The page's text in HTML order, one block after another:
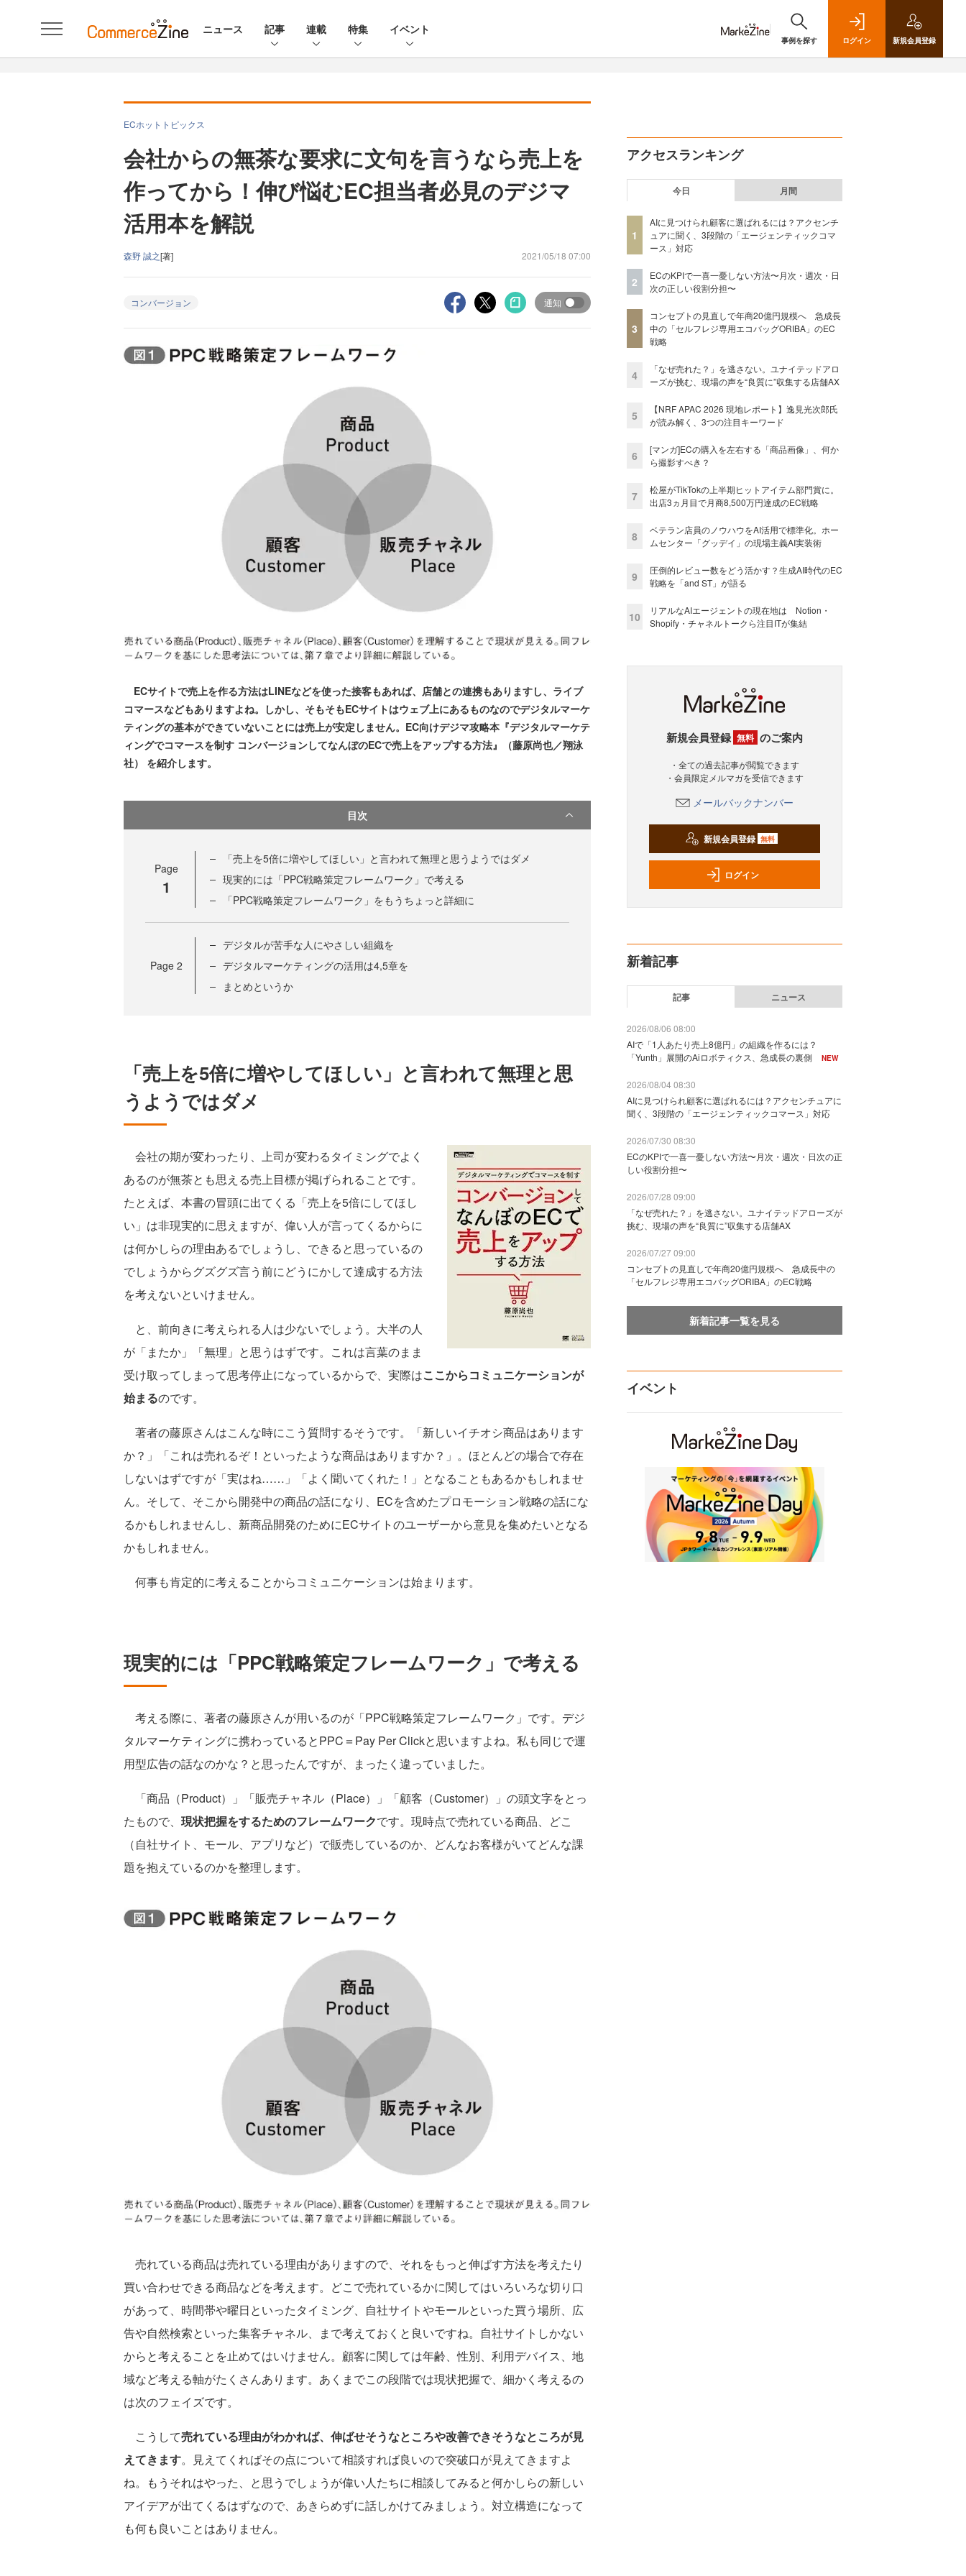
ニュース 記事 連載 特集 イベント
事例を探す ログイン 新規会員登録
ECホットトピックス
会社からの無茶な要求に文句を言うなら売上を
作ってから！伸び悩むEC担当者必見のデジマ
活用本を解説
森野 誠之[著] 2021/05/18 07:00
コンバージョン 通知
ECサイトで売上を作る方法はLINEなどを使った接客もあれば、店舗との連携もありますし、ライブ
コマースなどもありますよね。しかし、そもそもECサイトはウェブ上にあるものなのでデジタルマーケ
ティングの基本ができていないことには売上が安定しません。EC向けデジマ攻略本『デジタルマーケテ
ィングでコマースを制す コンバージョンしてなんぼのECで売上をアップする方法』（藤原尚也／翔泳
社） を紹介します。
目次
Page
1
「売上を5倍に増やしてほしい」と言われて無理と思うようではダメ
現実的には「PPC戦略策定フレームワーク」で考える
「PPC戦略策定フレームワーク」をもうちょっと詳細に
Page 2
デジタルが苦手な人にやさしい組織を
デジタルマーケティングの活用は4,5章を
まとめというか
「売上を5倍に増やしてほしい」と言われて無理と思
うようではダメ
会社の期が変わったり、上司が変わるタイミングでよく
あるのが無茶とも思える売上目標が掲げられることです。
たとえば、本書の冒頭に出てくる「売上を5倍にしてほし
い」は非現実的に思えますが、偉い人が言ってくるからに
は何かしらの理由あるでしょうし、できると思っているの
でしょうからグズグズ言う前にどうにかして達成する方法
を考えないといけません。
と、前向きに考えられる人は少ないでしょう。大半の人
が「またか」「無理」と思うはずです。これは言葉のまま
受け取ってしまって思考停止になっているからで、実際はここからコミュニケーションが
始まるのです。
著者の藤原さんはこんな時にこう質問するそうです。「新しいイチオシ商品はあります
か？」「これは売れるぞ！といったような商品はありますか？」。ほとんどの場合で存在
しないはずですが「実はね……」「よく聞いてくれた！」となることもあるかもしれませ
ん。そして、そこから開発中の商品の話になり、ECを含めたプロモーション戦略の話にな
るかもしれませんし、新商品開発のためにECサイトのユーザーから意見を集めたいとなる
かもしれません。
何事も肯定的に考えることからコミュニケーションは始まります。
現実的には「PPC戦略策定フレームワーク」で考える
考える際に、著者の藤原さんが用いるのが「PPC戦略策定フレームワーク」です。デジ
タルマーケティングに携わっているとPPC＝Pay Per Clickと思いますよね。私も同じで運
用型広告の話なのかな？と思ったんですが、まったく違っていました。
「商品（Product）」「販売チャネル（Place）」「顧客（Customer）」の頭文字をとっ
たもので、 現状把握をするためのフレームワークです。現時点で売れている商品、どこ
（自社サイト、モール、アプリなど）で販売しているのか、どんなお客様がいてどんな課
題を抱えているのかを整理します。
売れている商品は売れている理由がありますので、それをもっと伸ばす方法を考えたり
買い合わせできる商品などを考えます。どこで売れているかに関してはいろいろな切り口
があって、時間帯や曜日といったタイミング、自社サイトやモールといった買う場所、広
告や自然検索といった集客チャネル、まで考えておくと良いですね。自社サイトしかない
からと考えることを止めてはいけません。顧客に関しては年齢、性別、利用デバイス、地
域など考える軸がたくさんあります。あくまでこの段階では現状把握で、細かく考えるの
は次のフェイズです。
こうして売れている理由がわかれば、伸ばせそうなところや改善できそうなところが見
えてきます。見えてくればその点について相談すれば良いので突破口が見えてきますよ
ね。もうそれはやった、と思うでしょうが偉い人たちに相談してみると何かしらの新しい
アイデアが出てくるはずなので、あきらめずに話しかけてみましょう。対立構造になって
も何も良いことはありません。
アクセスランキング
今日 月間
1
AIに見つけられ顧客に選ばれるには？アクセンチ
ュアに聞く、3段階の「エージェンティックコマ
ース」対応
2
ECのKPIで一喜一憂しない方法〜月次・週次・日
次の正しい役割分担〜
3
コンセプトの見直しで年商20億円規模へ 急成長
中の「セルフレジ専用エコバッグORIBA」のEC
戦略
4
「なぜ売れた？」を逃さない。ユナイテッドアロ
ーズが挑む、現場の声を“良質に”収集する店舗AX
5
【NRF APAC 2026 現地レポート】逸見光次郎氏
が読み解く、3つの注目キーワード
6
[マンガ]ECの購入を左右する「商品画像」、何か
ら撮影すべき？
7
松屋がTikTokの上半期ヒットアイテム部門賞に。
出店3ヵ月目で月商8,500万円達成のEC戦略
8
ベテラン店員のノウハウをAI活用で標準化。ホー
ムセンター「グッデイ」の現場主義AI実装術
9
圧倒的レビュー数をどう活かす？生成AI時代のEC
戦略を「and ST」が語る
10
リアルなAIエージェントの現在地は Notion・
Shopify・チャネルトークら注目ITが集結
新規会員登録 無料 のご案内
・全ての過去記事が閲覧できます
・会員限定メルマガを受信できます
メールバックナンバー
新規会員登録 無料
ログイン
新着記事
記事 ニュース
2026/08/06 08:00
AIで「1人あたり売上8億円」の組織を作るには？
「Yunth」展開のAiロボティクス、急成長の裏側
NEW
2026/08/04 08:30
AIに見つけられ顧客に選ばれるには？アクセンチュアに
聞く、3段階の「エージェンティックコマース」対応
2026/07/30 08:30
ECのKPIで一喜一憂しない方法〜月次・週次・日次の正
しい役割分担〜
2026/07/28 09:00
「なぜ売れた？」を逃さない。ユナイテッドアローズが
挑む、現場の声を“良質に”収集する店舗AX
2026/07/27 09:00
コンセプトの見直しで年商20億円規模へ 急成長中の
「セルフレジ専用エコバッグORIBA」のEC戦略
新着記事一覧を見る
イベント